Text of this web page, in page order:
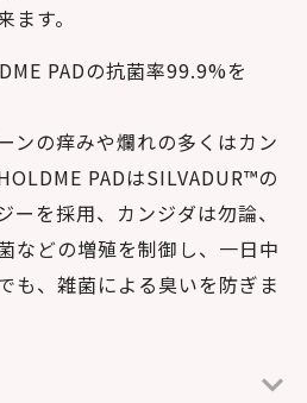
す。
PADの抗菌率99.9%を
ンの痒みや爛れの多くはカン
PADはSILVADUR™の
ーを採用、カンジダは勿論、
などの増殖を制御し、一日中
も、雑菌による臭いを防ぎま